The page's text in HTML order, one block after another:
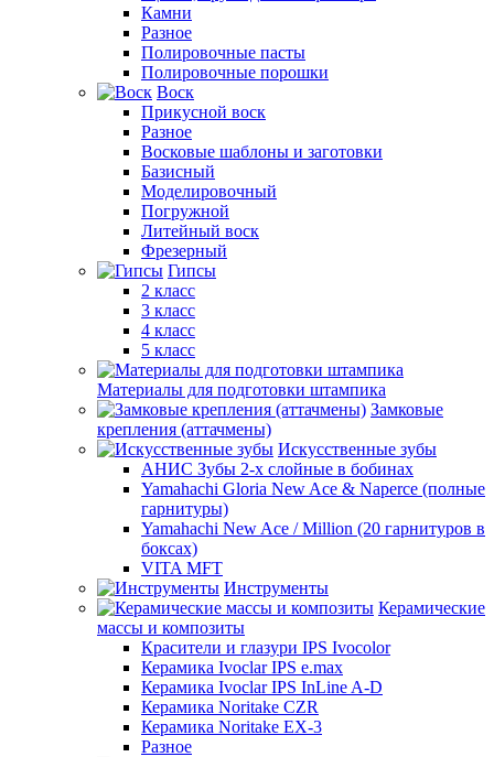
Камни
Разное
Полировочные пасты
Полировочные порошки
Воск
Прикусной воск
Разное
Восковые шаблоны и заготовки
Базисный
Моделировочный
Погружной
Литейный воск
Фрезерный
Гипсы
2 класс
3 класс
4 класс
5 класс
Материалы для подготовки штампика
Замковые
крепления (аттачмены)
Искусственные зубы
АНИС Зубы 2-х слойные в бобинах
Yamahachi Gloria New Ace & Naperce (полные
гарнитуры)
Yamahachi New Ace / Million (20 гарнитуров в
боксах)
VITA MFT
Инструменты
Керамические
массы и композиты
Красители и глазури IPS Ivocolor
Керамика Ivoclar IPS e.max
Керамика Ivoclar IPS InLine A-D
Керамика Noritake CZR
Керамика Noritake EX-3
Разное